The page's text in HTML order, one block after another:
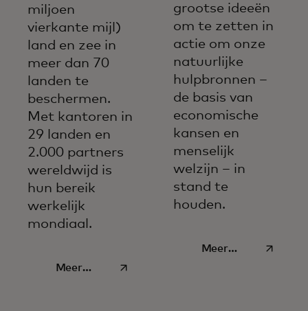
miljoen
vierkante mijl)
land en zee in
meer dan 70
landen te
beschermen.
Met kantoren in
29 landen en
2.000 partners
wereldwijd is
hun bereik
werkelijk
mondiaal.
Meer
opens in a new tab
grootse ideeën
om te zetten in
actie om onze
natuurlijke
hulpbronnen –
de basis van
economische
kansen en
menselijk
welzijn – in
stand te
houden.
Meer
opens in a new tab